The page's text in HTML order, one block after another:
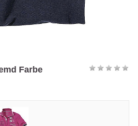
Farbe